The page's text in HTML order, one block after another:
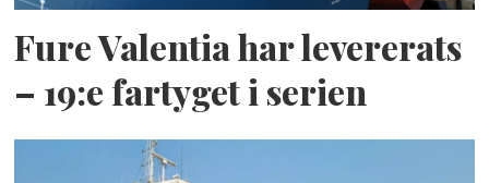
Fure Valentia har levererats
– 19:e fartyget i serien